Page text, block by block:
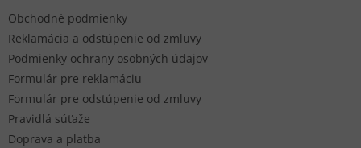
Obchodné podmienky
Reklamácia a odstúpenie od zmluvy
Podmienky ochrany osobných údajov
Formulár pre reklamáciu
Formulár pre odstúpenie od zmluvy
Pravidlá súťaže
Doprava a platba